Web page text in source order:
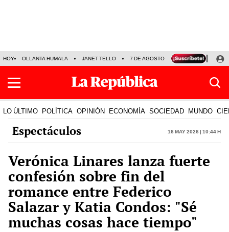
HOY OLLANTA HUMALA JANET TELLO 7 DE AGOSTO TINKA RESULTADOS
LO ÚLTIMO POLÍTICA OPINIÓN ECONOMÍA SOCIEDAD MUNDO
Espectáculos 16 May 2026 | 10:44 h
Verónica Linares lanza fuerte
confesión sobre fin del
romance entre Federico
Salazar y Katia Condos: "Sé
muchas cosas hace tiempo"